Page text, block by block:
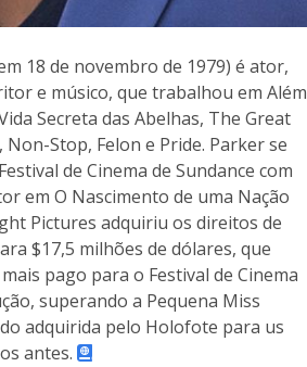
18 de novembro de 1979) é ator,
e músico, que trabalhou em Além
Secreta das Abelhas, The Great
Stop, Felon e Pride. Parker se
de Cinema de Sundance com
em O Nascimento de uma Nação
Pictures adquiriu os direitos de
$17,5 milhões de dólares, que
pago para o Festival de Cinema
superando a Pequena Miss
adquirida pelo Holofote para us
antes.